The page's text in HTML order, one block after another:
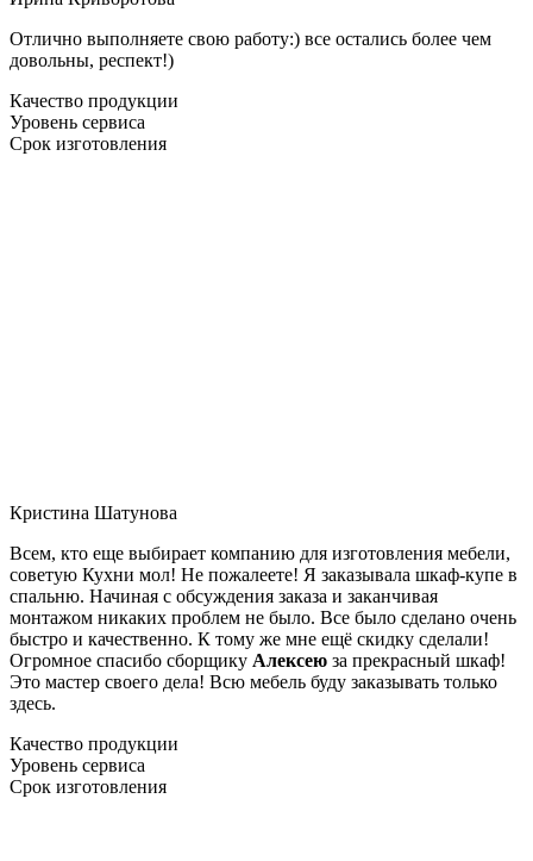
Отлично выполняете свою работу:) все остались более чем
довольны, респект!)
Качество продукции
Уровень сервиса
Срок изготовления
Кристина Шатунова
Всем, кто еще выбирает компанию для изготовления мебели,
советую Кухни мол! Не пожалеете! Я заказывала шкаф-купе в
спальню. Начиная с обсуждения заказа и заканчивая
монтажом никаких проблем не было. Все было сделано очень
быстро и качественно. К тому же мне ещё скидку сделали!
Огромное спасибо сборщику Алексею за прекрасный шкаф!
Это мастер своего дела! Всю мебель буду заказывать только
здесь.
Качество продукции
Уровень сервиса
Срок изготовления